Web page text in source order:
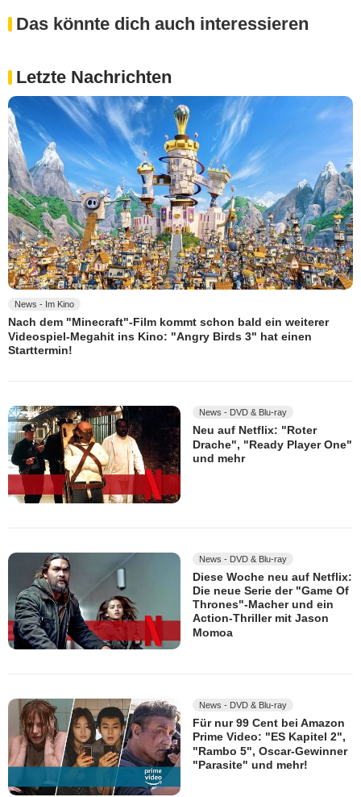
Das könnte dich auch interessieren
Letzte Nachrichten
News - Im Kino
Nach dem "Minecraft"-Film kommt schon bald ein weiterer
Videospiel-Megahit ins Kino: "Angry Birds 3" hat einen
Starttermin!
News - DVD & Blu-ray
Neu auf Netflix: "Roter
Drache", "Ready Player One"
und mehr
News - DVD & Blu-ray
Diese Woche neu auf Netflix:
Die neue Serie der "Game Of
Thrones"-Macher und ein
Action-Thriller mit Jason
Momoa
News - DVD & Blu-ray
Für nur 99 Cent bei Amazon
Prime Video: "ES Kapitel 2",
"Rambo 5", Oscar-Gewinner
"Parasite" und mehr!